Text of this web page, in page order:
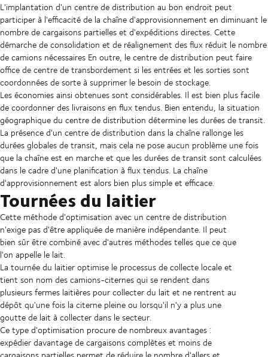
L'implantation d'un centre de distribution au bon endroit peut
participer à l'efficacité de la chaîne d'approvisionnement en diminuant le
nombre de cargaisons partielles et d'expéditions directes. Cette
démarche de consolidation et de réalignement des flux réduit le nombre
de camions nécessaires En outre, le centre de distribution peut faire
office de centre de transbordement si les entrées et les sorties sont
coordonnées de sorte à supprimer le besoin de stockage.
Les économies ainsi obtenues sont considérables. Il est bien plus facile
de coordonner des livraisons en flux tendus. Bien entendu, la situation
géographique du centre de distribution détermine les durées de transit.
La présence d'un centre de distribution dans la chaîne rallonge les
durées globales de transit, mais cela ne pose aucun problème une fois
que la chaîne est en marche et que les durées de transit sont calculées
dans le cadre d'une planification à flux tendus. La chaîne
d'approvisionnement est alors bien plus simple et efficace.
Tournées du laitier
Cette méthode d'optimisation avec un centre de distribution
n'exige pas d'être appliquée de manière indépendante. Il peut
bien sûr être combiné avec d'autres méthodes telles que ce que
l'on appelle le lait.
La tournée du laitier optimise le processus de collecte locale et
tient son nom des camions-citernes qui se rendent dans
plusieurs fermes laitières pour collecter du lait et ne rentrent au
dépôt qu'une fois la citerne pleine ou lorsqu'il n'y a plus une
goutte de lait à collecter dans le secteur.
Ce type d'optimisation procure de nombreux avantages :
expédier davantage de cargaisons complètes et moins de